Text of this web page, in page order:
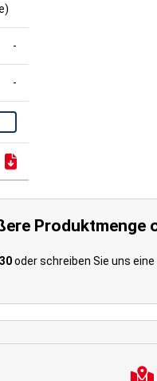
-
-
Produktmenge
oder schreiben Sie uns eine